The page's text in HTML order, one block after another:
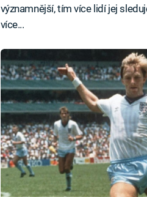
významnější, tím více lidí jej
více...